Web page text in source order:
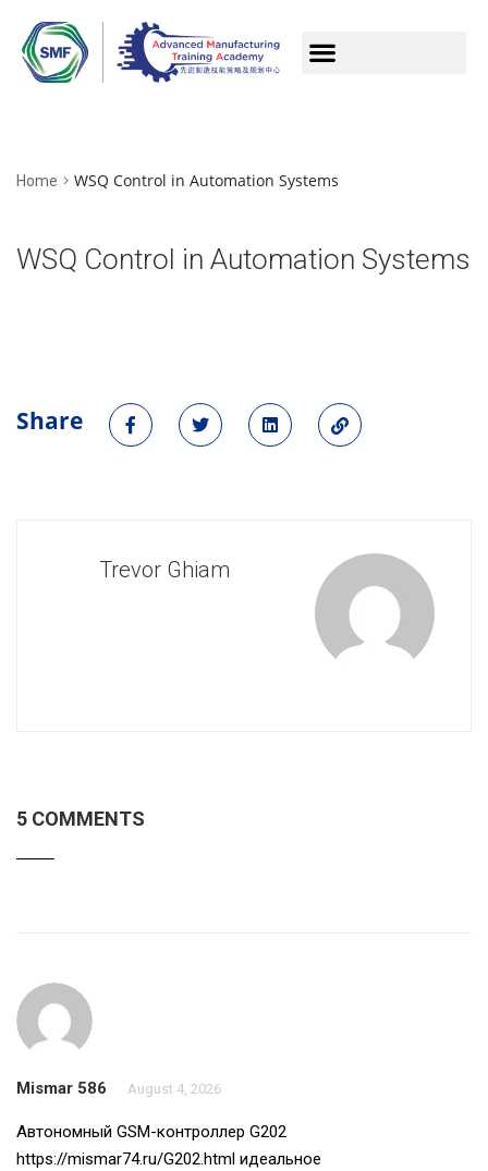
Home WSQ Control in Automation Systems
WSQ Control in Automation Systems
Share
Trevor Ghiam
5 COMMENTS
Mismar 586 August 4, 2026
Автономный GSM-контроллер G202
https://mismar74.ru/G202.html идеальное